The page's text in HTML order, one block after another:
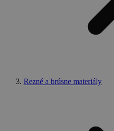
Rezné a brúsne materiály